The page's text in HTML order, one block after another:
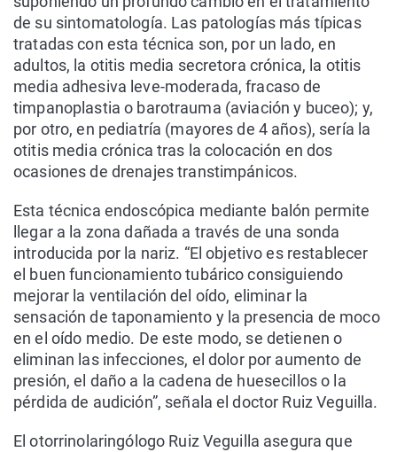
de su sintomatología. Las patologías más típicas
tratadas con esta técnica son, por un lado, en
adultos, la otitis media secretora crónica, la otitis
media adhesiva leve-moderada, fracaso de
timpanoplastia o barotrauma (aviación y buceo); y,
por otro, en pediatría (mayores de 4 años), sería la
otitis media crónica tras la colocación en dos
ocasiones de drenajes transtimpánicos.
Esta técnica endoscópica mediante balón permite
llegar a la zona dañada a través de una sonda
introducida por la nariz. “El objetivo es restablecer
el buen funcionamiento tubárico consiguiendo
mejorar la ventilación del oído, eliminar la
sensación de taponamiento y la presencia de moco
en el oído medio. De este modo, se detienen o
eliminan las infecciones, el dolor por aumento de
presión, el daño a la cadena de huesecillos o la
pérdida de audición”, señala el doctor Ruiz Veguilla.
El otorrinolaringólogo Ruiz Veguilla asegura que